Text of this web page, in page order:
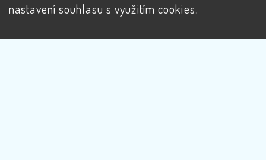
nastavení souhlasu s využitím cookies.